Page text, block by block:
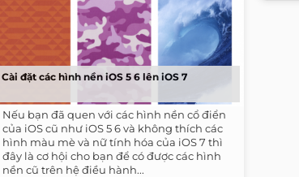
Cài đặt các hình nền iOS 5 6 lên iOS 7
Nếu bạn đã quen với các hình nền cổ điển
của iOS cũ như iOS 5 6 và không thích các
hình màu mè và nữ tính hóa của iOS 7 thì
đây là cơ hội cho bạn để có được các hình
nền cũ trên hệ điều hành...